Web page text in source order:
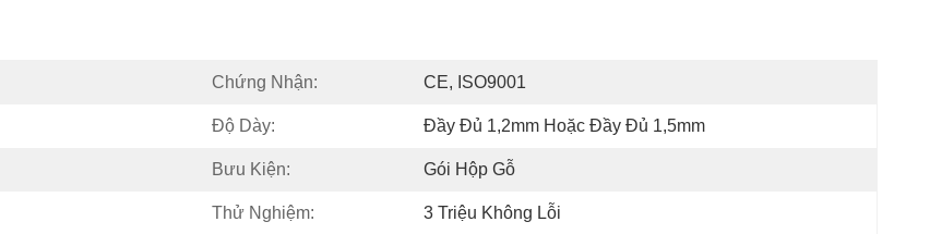
Chứng Nhận: CE, ISO9001
Độ Dày: Đầy Đủ 1,2mm Hoặc Đầy Đủ 1,5mm
Bưu Kiện: Gói Hộp Gỗ
Thử Nghiệm: 3 Triệu Không Lỗi